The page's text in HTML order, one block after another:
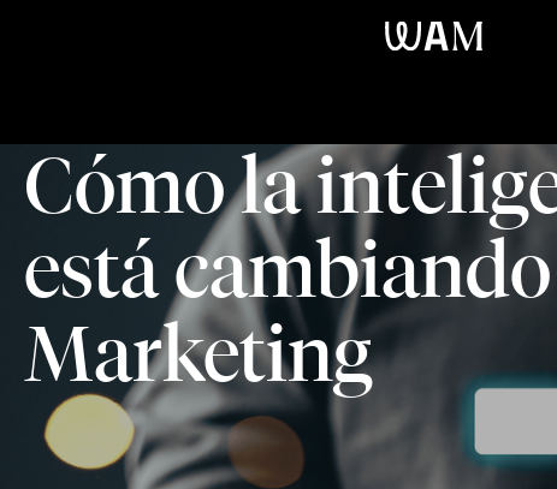
Cómo la
está
Marketing